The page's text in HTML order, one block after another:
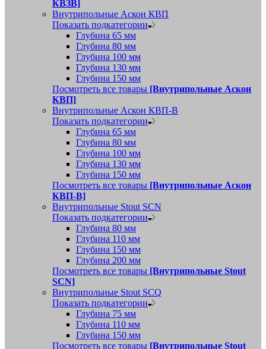
КВЗВ]
Внутрипольные Аскон КВП
Показать подкатегории
Глубина 65 мм
Глубина 80 мм
Глубина 100 мм
Глубина 130 мм
Глубина 150 мм
Посмотреть все товары [Внутрипольные Аскон
КВП]
Внутрипольные Аскон КВП-В
Показать подкатегории
Глубина 65 мм
Глубина 80 мм
Глубина 100 мм
Глубина 130 мм
Глубина 150 мм
Посмотреть все товары [Внутрипольные Аскон
КВП-В]
Внутрипольные Stout SCN
Показать подкатегории
Глубина 80 мм
Глубина 110 мм
Глубина 150 мм
Глубина 200 мм
Посмотреть все товары [Внутрипольные Stout
SCN]
Внутрипольные Stout SCQ
Показать подкатегории
Глубина 75 мм
Глубина 110 мм
Глубина 150 мм
Посмотреть все товары [Внутрипольные Stout